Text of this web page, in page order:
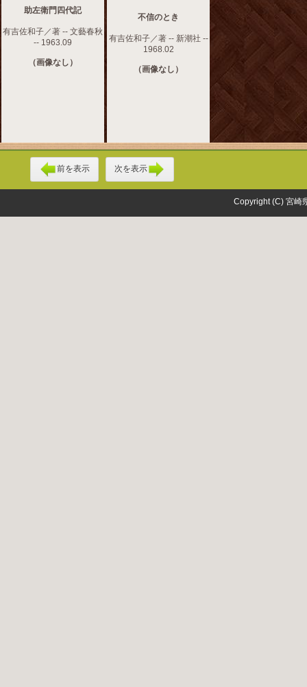
助左衛門四代記
有吉佐和子／著 -- 文藝春秋
-- 1963.09
（画像なし）
不信のとき
有吉佐和子／著 -- 新潮社 --
1968.02
（画像なし）
前を表示 次を表示
Copyright (C) 宮崎